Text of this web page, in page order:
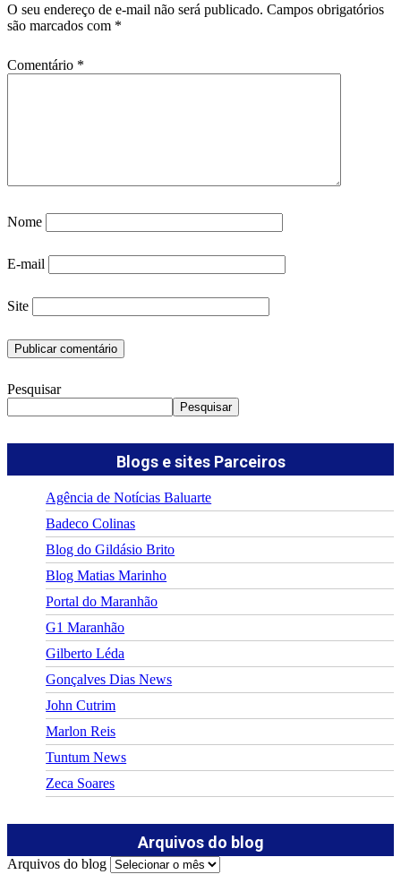
O seu endereço de e-mail não será publicado. Campos obrigatórios
são marcados com *
Comentário *
Nome
E-mail
Site
Pesquisar
Pesquisar
Blogs e sites Parceiros
Agência de Notícias Baluarte
Badeco Colinas
Blog do Gildásio Brito
Blog Matias Marinho
Portal do Maranhão
G1 Maranhão
Gilberto Léda
Gonçalves Dias News
John Cutrim
Marlon Reis
Tuntum News
Zeca Soares
Arquivos do blog
Arquivos do blog